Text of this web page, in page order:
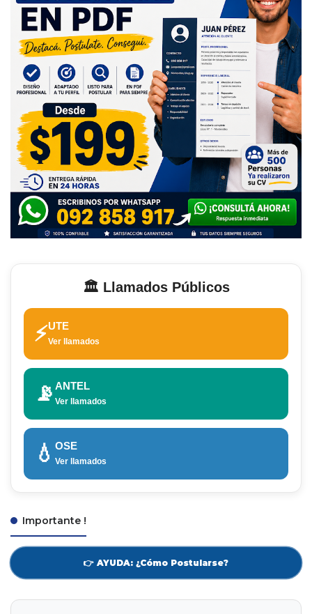
🏛️ Llamados Públicos
⚡UTE
Ver llamados
📡 ANTEL
Ver llamados
💧 OSE
Ver llamados
Importante !
👉 AYUDA: ¿Cómo Postularse?